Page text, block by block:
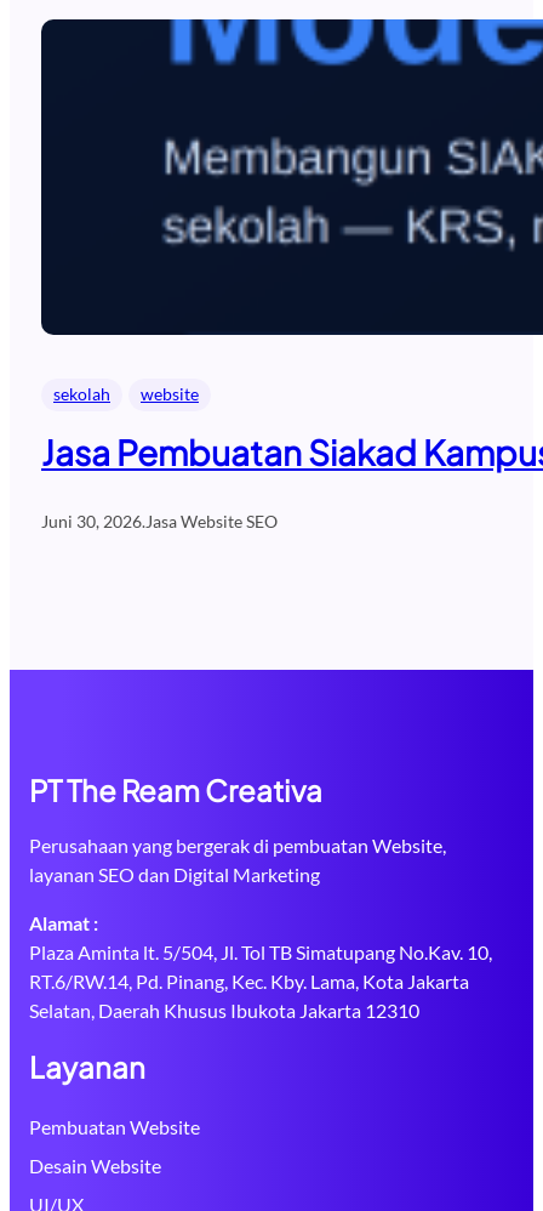
sekolah website
Jasa Pembuatan Siakad
Juni 30, 2026.Jasa Website SEO
PT The Ream Creativa
Perusahaan yang bergerak di pembuatan Website,
layanan SEO dan Digital Marketing
Alamat :
Plaza Aminta lt. 5/504, Jl. Tol TB Simatupang No.Kav. 10,
RT.6/RW.14, Pd. Pinang, Kec. Kby. Lama, Kota Jakarta
Selatan, Daerah Khusus Ibukota Jakarta 12310
Layanan
Pembuatan Website
Desain Website
UI/UX